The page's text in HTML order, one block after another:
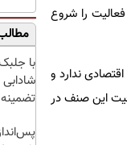
را شروع
ندارد و
این صنف در
با
تضمینه50%تخفیف